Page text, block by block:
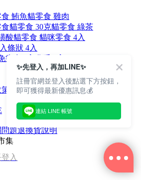
鮪魚貓零食 雞肉
貓零食 30克貓零食 綠茶
酸貓零食 貓咪零食 4入
條狀 4入
疫力 4入
文章
題退換貨說明
集
登入
✨先登入，再加LINE✨
註冊官網並登入後點選下方按鈕，
即可獲得最新優惠訊息💰
連結 LINE 帳號